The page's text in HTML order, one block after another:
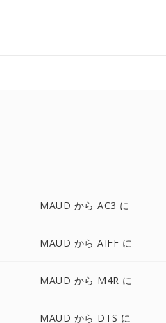
MAUD から AC3 に
MAUD から AIFF に
MAUD から M4R に
MAUD から DTS に